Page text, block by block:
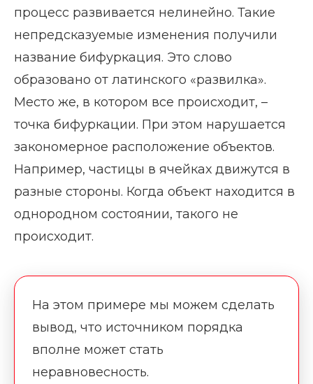
процесс развивается нелинейно. Такие
непредсказуемые изменения получили
название бифуркация. Это слово
образовано от латинского «развилка».
Место же, в котором все происходит, –
точка бифуркации. При этом нарушается
закономерное расположение объектов.
Например, частицы в ячейках движутся в
разные стороны. Когда объект находится в
однородном состоянии, такого не
происходит.
На этом примере мы можем сделать
вывод, что источником порядка
вполне может стать
неравновесность.